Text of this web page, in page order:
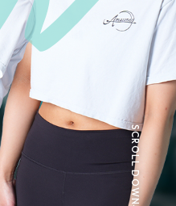
SCROLL DOWN